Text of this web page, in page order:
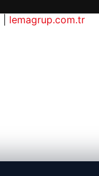
lemagrup.com.tr